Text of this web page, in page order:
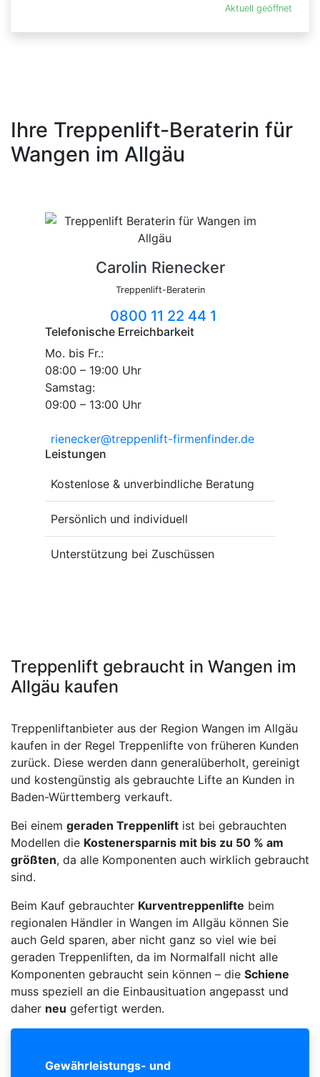
Aktuell geöffnet
Ihre Treppenlift-Beraterin für
Wangen im Allgäu
Carolin Rienecker
Treppenlift-Beraterin
0800 11 22 44 1
Telefonische Erreichbarkeit
Mo. bis Fr.:
08:00 – 19:00 Uhr
Samstag:
09:00 – 13:00 Uhr
rienecker@treppenlift-firmenfinder.de
Leistungen
Kostenlose & unverbindliche Beratung
Persönlich und individuell
Unterstützung bei Zuschüssen
Treppenlift gebraucht in Wangen im
Allgäu kaufen
Treppenliftanbieter aus der Region Wangen im Allgäu
kaufen in der Regel Treppenlifte von früheren Kunden
zurück. Diese werden dann generalüberholt, gereinigt
und kostengünstig als gebrauchte Lifte an Kunden in
Baden-Württemberg verkauft.
Bei einem geraden Treppenlift ist bei gebrauchten
Modellen die Kostenersparnis mit bis zu 50 % am
größten, da alle Komponenten auch wirklich gebraucht
sind.
Beim Kauf gebrauchter Kurventreppenlifte beim
regionalen Händler in Wangen im Allgäu können Sie
auch Geld sparen, aber nicht ganz so viel wie bei
geraden Treppenliften, da im Normalfall nicht alle
Komponenten gebraucht sein können – die Schiene
muss speziell an die Einbausituation angepasst und
daher neu gefertigt werden.
Gewährleistungs- und